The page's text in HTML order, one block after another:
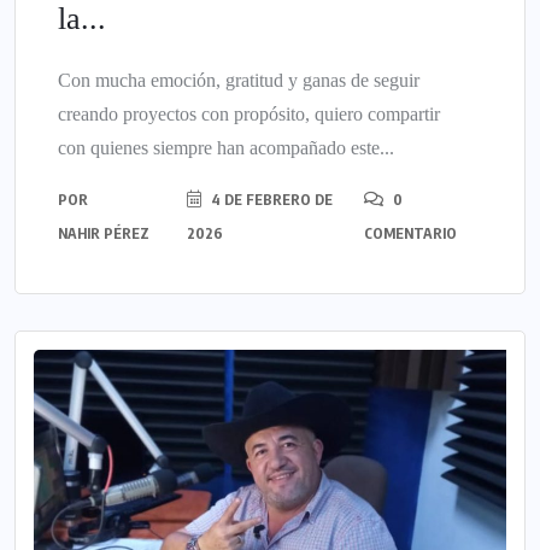
la...
Con mucha emoción, gratitud y ganas de seguir
creando proyectos con propósito, quiero compartir
con quienes siempre han acompañado este...
POR
NAHIR PÉREZ
4 DE FEBRERO DE
2026
0
COMENTARIO